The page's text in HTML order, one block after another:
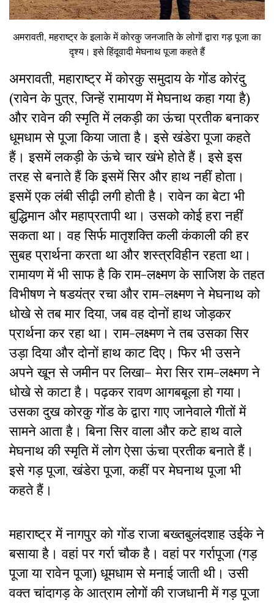
अमरावती, महराष्ट्र के इलाके में कोरकु जनजाति के लोगों द्वारा गड़ पूजा का
दृश्य। इसे हिंदूवादी मेघनाथ पूजा कहते हैं
अमरावती, महाराष्ट्र में कोरकु समुदाय के गोंड कोरंदु
(रावेन के पुत्र, जिन्हें रामायण में मेघनाथ कहा गया है)
और रावेन की स्मृति में लकड़ी का ऊंचा प्रतीक बनाकर
धूमधाम से पूजा किया जाता है। इसे खंडेरा पूजा कहते
हैं। इसमें लकड़ी के ऊंचे चार खंभे होते हैं। इसे इस
तरह से बनाते हैं कि इसमें सिर और हाथ नहीं होता।
इसमें एक लंबी सीढ़ी लगी होती है। रावेन का बेटा भी
बुद्धिमान और महाप्रतापी था। उसको कोई हरा नहीं
सकता था। वह सिर्फ मातृशक्ति कली कंकाली की हर
सुबह प्रार्थना करता था और शस्त्रविहीन रहता था।
रामायण में भी साफ है कि राम-लक्ष्मण के साजिश के तहत
विभीषण ने षडयंत्र रचा और राम-लक्ष्मण ने मेघनाथ को
धोखे से तब मार दिया, जब वह दोनों हाथ जोड़कर
प्रार्थना कर रहा था। राम-लक्ष्मण ने तब उसका सिर
उड़ा दिया और दोनों हाथ काट दिए। फिर भी उसने
अपने खून से जमीन पर लिखा– मेरा सिर राम-लक्ष्मण ने
धोखे से काटा है। पढ़कर रावण आगबबूला हो गया।
उसका दुख कोरकु गोंड के द्वारा गाए जानेवाले गीतों में
सामने आता है। बिना सिर वाला और कटे हाथ वाले
मेघनाथ की स्मृति में लोग ऐसा ऊंचा प्रतीक बनाते हैं।
इसे गड़ पूजा, खंडेरा पूजा, कहीं पर मेघनाथ पूजा भी
कहते हैं।
महाराष्ट्र में नागपुर काे गोंड राजा बख्तबुलंदशाह उईके ने
बसाया है। वहां पर गर्रा चौक है। वहां पर गर्रापूजा (गड़
पूजा या रावेन पूजा) धूमधाम से मनाई जाती थी। उसी
वक्त चांदागड़ के आत्राम लोगों की राजधानी में गड़ पूजा